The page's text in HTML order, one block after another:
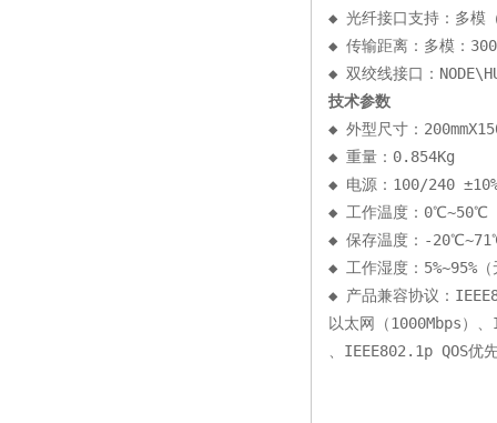
◆ 光纤接口支持：多模
◆ 传输距离：多模：
◆ 双绞线接口：
技术参数
◆ 外型尺寸：
◆ 重量：0.854Kg
◆ 电源：100/240
◆ 工作温度：0℃~50℃
◆ 保存温度：-
◆ 工作湿度：5%~95%
◆ 产品兼容协议：
以太网（1000Mbps）
、IEEE802.1p QOS优